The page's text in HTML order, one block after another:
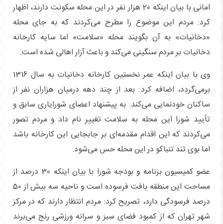
امانی با بیان اینکه 20 هزار نفر در این محله سکونت دارند، اظهار
کرد: مردم این موضوع را مطرح می‌کردند که به جای محله
«دخانیات» به آن بگویند محله «سلامت» اما سایه کارخانه
دخانیات بر مردم سنگینی می‌کند و باعث آزار اهالی شده است.
وی با بیان اینکه عمر نخستین کارخانه دخانیات به سال 1316
برمی‌گردد، اضافه کرد: بعد از چند دهه درمیان هزاران نفر از
ساکنان خودنمایی می‌کند. به پیشنهاد اعضای شورایاری سابق و
تأیید شورا این محله به سلامت تغییر نام داد و مردم تصور
می‌کردند که این اقدام مقدمه‌ای بر جابجایی این کارخانه باشد
اما بوی تند تنباکو در این محله حس می‌شود.
عضو کمیسیون برنامه و بودجه شورا با بیان اینکه 30 درصد از
مساحت این منطقه بافت فرسوده است و ناحیه سه بیش از 50
درصد فرسودگی دارد، تصریح کرد: مردم انتظار دارند که در مرکز
شهر تهران که از کمبود فضای سبز و سرانه ورزشی رنج می‌برند